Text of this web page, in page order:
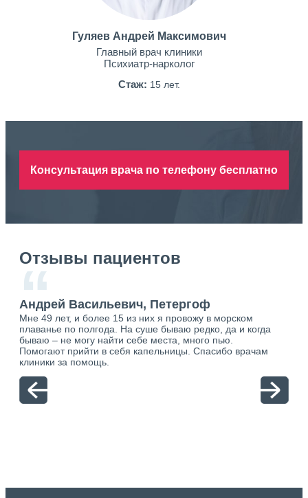
Гуляев Андрей Максимович
Главный врач клиники
Психиатр-нарколог
Стаж: 15 лет.
Консультация врача по телефону бесплатно
Отзывы пациентов
“
Андрей Васильевич, Петергоф
Мне 49 лет, и более 15 из них я провожу в морском
плаванье по полгода. На суше бываю редко, да и когда
бываю – не могу найти себе места, много пью.
Помогают прийти в себя капельницы. Спасибо врачам
клиники за помощь.